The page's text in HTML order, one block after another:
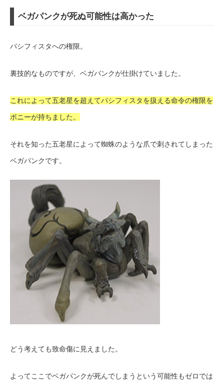
ベガパンクが死ぬ可能性は高かった
パシフィスタへの権限。
裏技的なものですが、ベガパンクが仕掛けていました。
これによって五老星を超えてパシフィスタを扱える命令の権限を
ボニーが持ちました。
それを知った五老星によって蜘蛛のような爪で刺されてしまった
ベガパンクです。
どう考えても致命傷に見えました。
よってここでベガパンクが死んでしまうという可能性もゼロでは